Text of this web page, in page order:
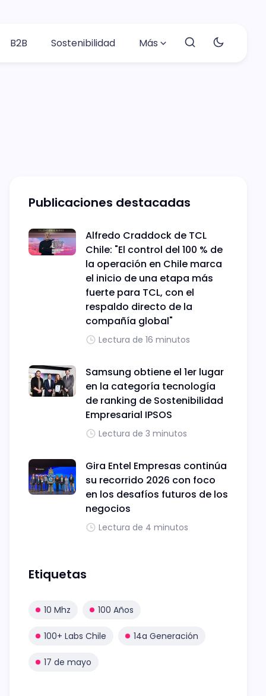
B2B Sostenibilidad Más
Publicaciones destacadas
Alfredo Craddock de TCL
Chile: "El control del 100 % de
la operación en Chile marca
el inicio de una etapa más
fuerte para TCL, con el
respaldo directo de la
compañía global"
Lectura de 16 minutos
Samsung obtiene el 1er lugar
en la categoría tecnología
de ranking de Sostenibilidad
Empresarial IPSOS
Lectura de 3 minutos
Gira Entel Empresas continúa
su recorrido 2026 con foco
en los desafíos futuros de los
negocios
Lectura de 4 minutos
Etiquetas
10 Mhz 100 Años
100+ Labs Chile 14a Generación
17 de mayo